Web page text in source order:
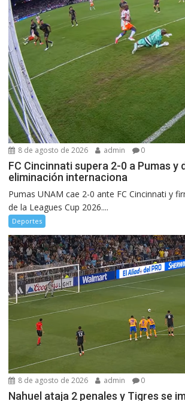
8 de agosto de 2026 admin 0
FC Cincinnati supera 2-0 a Pumas y
eliminación internaciona
Pumas UNAM cae 2-0 ante FC Cincinnati y
de la Leagues Cup 2026....
Deportes
8 de agosto de 2026 admin 0
Nahuel ataja 2 penales y Tigres se